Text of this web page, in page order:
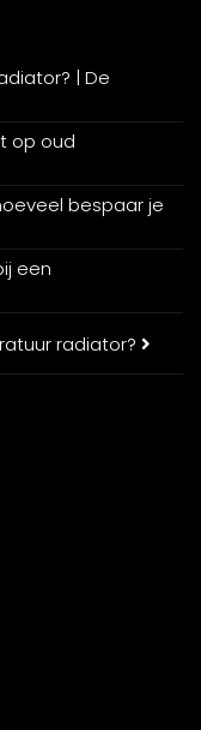
| De
op oud
bespaar je
een
radiator?